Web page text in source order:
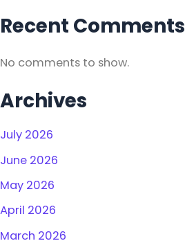
Recent Comments
No comments to show.
Archives
July 2026
June 2026
May 2026
April 2026
March 2026